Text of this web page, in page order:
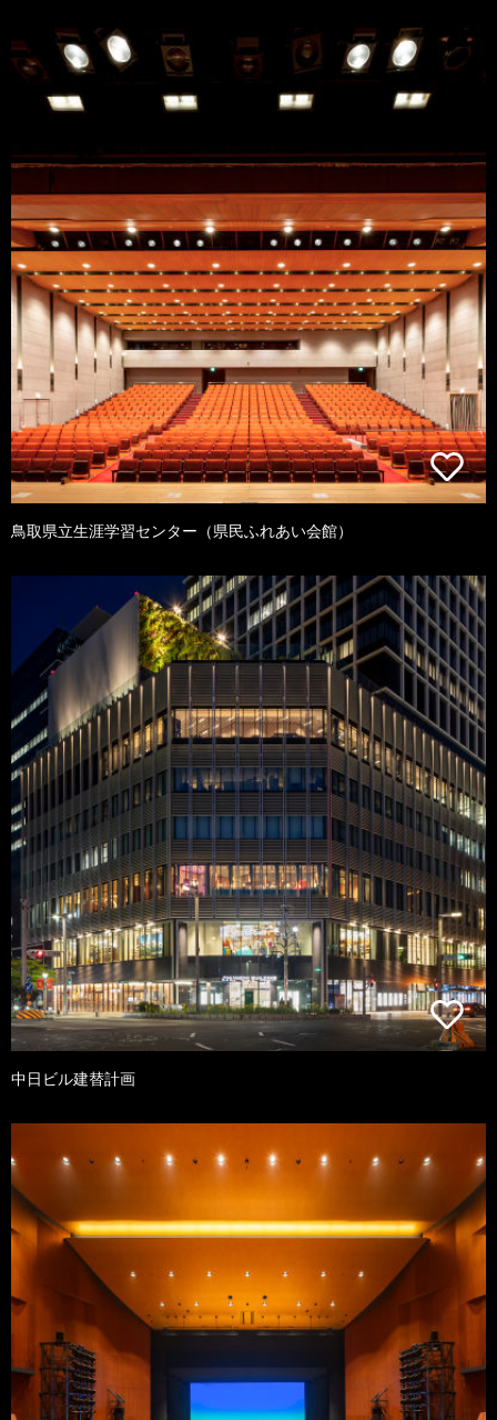
鳥取県立生涯学習センター（県民ふれあい会館）
中日ビル建替計画